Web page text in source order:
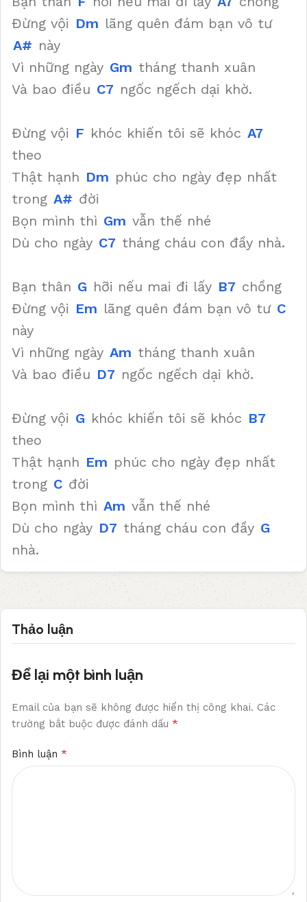
Đừng vội Dm lãng quên đám bạn vô tư
A# này
Vì những ngày Gm tháng thanh xuân
Và bao điều C7 ngốc ngếch dại khờ.
Đừng vội F khóc khiến tôi sẽ khóc A7
theo
Thật hạnh Dm phúc cho ngày đẹp nhất
trong A# đời
Bọn mình thì Gm vẫn thế nhé
Dù cho ngày C7 tháng cháu con đầy nhà.
Bạn thân G hỡi nếu mai đi lấy B7 chồng
Đừng vội Em lãng quên đám bạn vô tư C
này
Vì những ngày Am tháng thanh xuân
Và bao điều D7 ngốc ngếch dại khờ.
Đừng vội G khóc khiến tôi sẽ khóc B7
theo
Thật hạnh Em phúc cho ngày đẹp nhất
trong C đời
Bọn mình thì Am vẫn thế nhé
Dù cho ngày D7 tháng cháu con đầy G
nhà.
Thảo luận
Để lại một bình luận
Email của bạn sẽ không được hiển thị công khai. Các
trường bắt buộc được đánh dấu *
Bình luận *